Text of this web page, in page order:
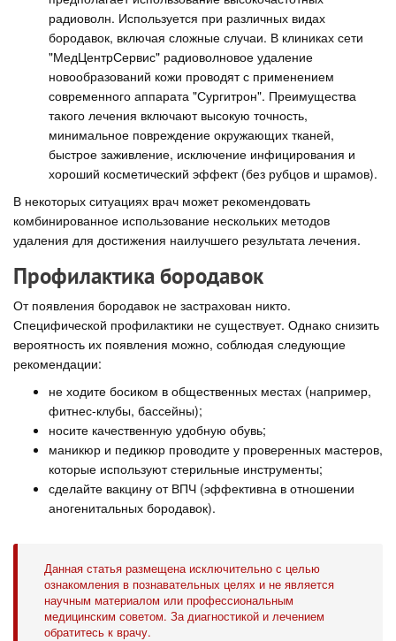
радиоволн. Используется при различных видах
бородавок, включая сложные случаи. В клиниках сети
"МедЦентрСервис" радиоволновое удаление
новообразований кожи проводят с применением
современного аппарата "Сургитрон". Преимущества
такого лечения включают высокую точность,
минимальное повреждение окружающих тканей,
быстрое заживление, исключение инфицирования и
хороший косметический эффект (без рубцов и шрамов).
В некоторых ситуациях врач может рекомендовать
комбинированное использование нескольких методов
удаления для достижения наилучшего результата лечения.
Профилактика бородавок
От появления бородавок не застрахован никто.
Специфической профилактики не существует. Однако снизить
вероятность их появления можно, соблюдая следующие
рекомендации:
не ходите босиком в общественных местах (например,
фитнес-клубы, бассейны);
носите качественную удобную обувь;
маникюр и педикюр проводите у проверенных мастеров,
которые используют стерильные инструменты;
сделайте вакцину от ВПЧ (эффективна в отношении
аногенитальных бородавок).
Данная статья размещена исключительно с целью
ознакомления в познавательных целях и не является
научным материалом или профессиональным
медицинским советом. За диагностикой и лечением
обратитесь к врачу.